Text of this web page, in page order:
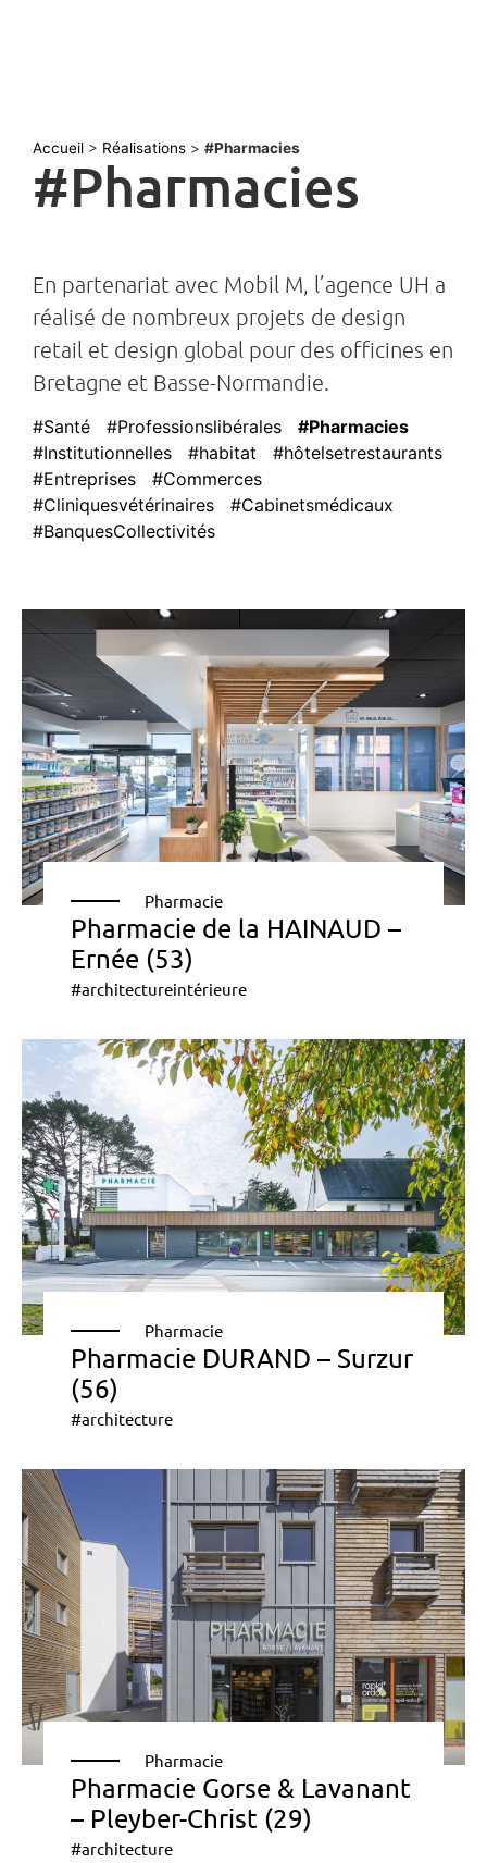
Accueil > Réalisations > #Pharmacies
#Pharmacies
En partenariat avec Mobil M, l’agence UH a
réalisé de nombreux projets de design
retail et design global pour des officines en
Bretagne et Basse-Normandie.
#Santé #Professionslibérales
#Pharmacies
#Institutionnelles
#habitat
#hôtelsetrestaurants
#Entreprises
#Commerces
#Cliniquesvétérinaires
#Cabinetsmédicaux
#BanquesCollectivités
Pharmacie
#architectureintérieure
Pharmacie de la HAINAUD –
Ernée (53)
Pharmacie
#architecture
Pharmacie DURAND – Surzur
(56)
Pharmacie
#architecture
Pharmacie Gorse & Lavanant
– Pleyber-Christ (29)